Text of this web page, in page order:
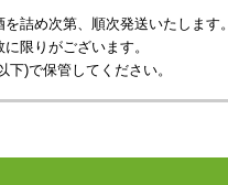
詰め次第、順次発送いたします。
限りがございます。
)で保管してください。